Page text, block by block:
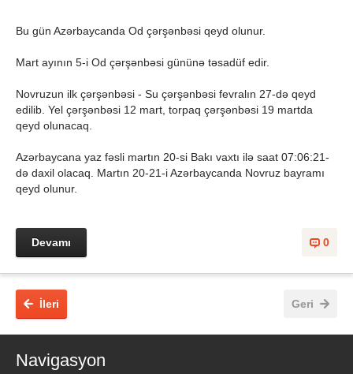
Bu gün Azərbaycanda Od çərşənbəsi qeyd olunur.
Mart ayının 5-i Od çərşənbəsi gününə təsadüf edir.
Novruzun ilk çərşənbəsi - Su çərşənbəsi fevralın 27-də qeyd
edilib. Yel çərşənbəsi 12 mart, torpaq çərşənbəsi 19 martda
qeyd olunacaq.
Azərbaycana yaz fəsli martın 20-si Bakı vaxtı ilə saat 07:06:21-
də daxil olacaq. Martın 20-21-i Azərbaycanda Novruz bayramı
qeyd olunur.
0
Devamı
Geri
İleri
Navigasyon